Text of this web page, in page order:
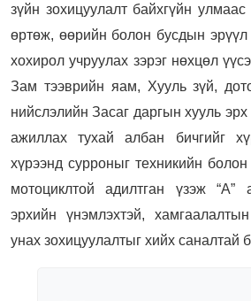
зүйн зохицуулалт байхгүйн
өртөж, өөрийн болон бусдын
хохирол учруулах зэрэг нөхцөл
Зам тээврийн яам, Хууль зүй,
нийслэлийн Засаг даргын хууль
ажиллах тухай албан бичгийг
хүрээнд сурроныг техникийн
мотоциклтой адилтган үзэж “А”
эрхийн үнэмлэхтэй,
унах зохицуулалтыг хийх саналтай